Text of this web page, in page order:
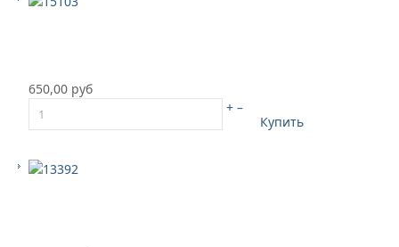
650,00 руб
+ –
Купить